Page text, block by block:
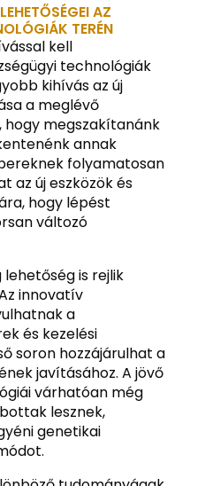
AZ
TERÉN
kell
technológiák
kihívás az új
a meglévő
hogy megszakítanánk
annak
folyamatosan
az új eszközök és
hogy lépést
változó
is rejlik
innovatív
a
és kezelési
soron hozzájárulhat a
javításához. A jövő
várhatóan még
lesznek,
genetikai